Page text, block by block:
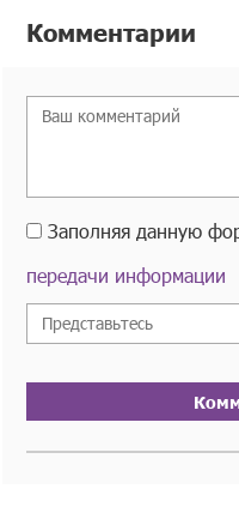
Комментарии
Заполняя данную
передачи информации